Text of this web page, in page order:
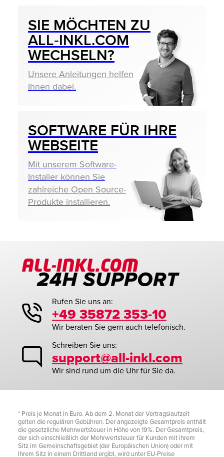
SIE MÖCHTEN ZU
ALL‑INKL.COM
WECHSELN?
Unsere Anleitungen helfen
Ihnen dabei.
SOFTWARE FÜR IHRE
WEBSEITE
Mit unserem Software-
Installer können Sie
zahlreiche Open Source-
Produkte installieren.
Rufen Sie uns an:
+49 35872 353-10
Wir beraten Sie gern auch telefonisch.
Schreiben Sie uns:
support@all-inkl.com
Wir sind rund um die Uhr für Sie da.
* Preis je Monat in Euro. Ab dem 2. Monat der Vertragslaufzeit
gelten die regulären Gebühren. Der angezeigte Gesamtpreis enthält
die gesetzliche Mehrwertsteuer in Höhe von 19%. Der Gesamtpreis,
der sich einschließlich der Mehrwertsteuer für Kunden mit ihrem
Sitz im Gemeinschaftsgebiet (der Europäischen Union) oder mit
Ihrem Sitz in einem Drittland ergibt, wird unter EU-Preise